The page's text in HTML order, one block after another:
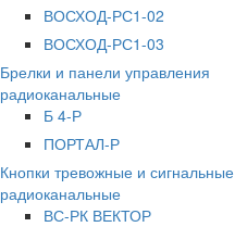
ВОСХОД-РС1-02
ВОСХОД-РС1-03
Брелки и панели управления
радиоканальные
Б 4-Р
ПОРТАЛ-Р
Кнопки тревожные и сигнальные
радиоканальные
ВС-РК ВЕКТОР